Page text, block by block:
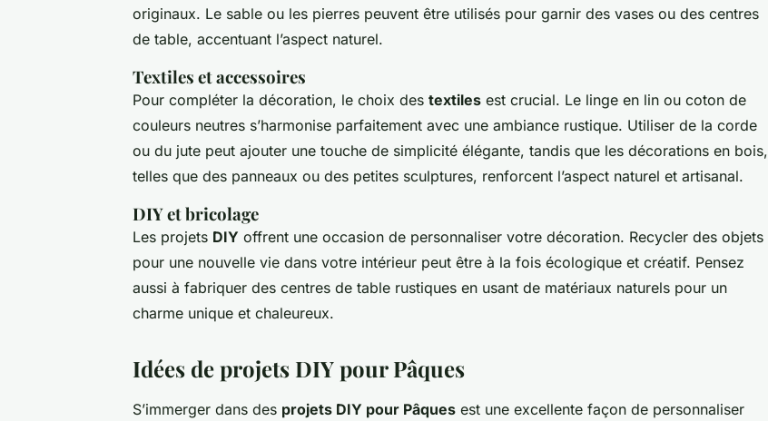
originaux. Le sable ou les pierres peuvent être utilisés pour garnir des vases ou des centres
de table, accentuant l’aspect naturel.
Textiles et accessoires
Pour compléter la décoration, le choix des textiles est crucial. Le linge en lin ou coton de
couleurs neutres s’harmonise parfaitement avec une ambiance rustique. Utiliser de la corde
ou du jute peut ajouter une touche de simplicité élégante, tandis que les décorations en bois,
telles que des panneaux ou des petites sculptures, renforcent l’aspect naturel et artisanal.
DIY et bricolage
Les projets DIY offrent une occasion de personnaliser votre décoration. Recycler des objets
pour une nouvelle vie dans votre intérieur peut être à la fois écologique et créatif. Pensez
aussi à fabriquer des centres de table rustiques en usant de matériaux naturels pour un
charme unique et chaleureux.
Idées de projets DIY pour Pâques
S’immerger dans des projets DIY pour Pâques est une excellente façon de personnaliser